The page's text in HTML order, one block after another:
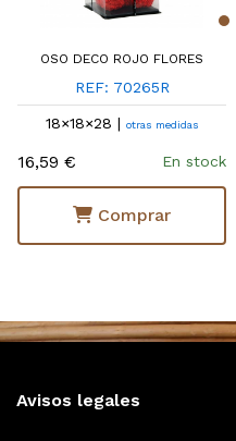
OSO DECO ROJO FLORES
REF: 70265R
18×18×28 | otras medidas
16,59 € En stock
Comprar
Avisos legales